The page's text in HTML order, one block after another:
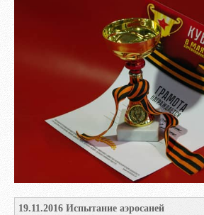
19.11.2016 Испытание аэросаней